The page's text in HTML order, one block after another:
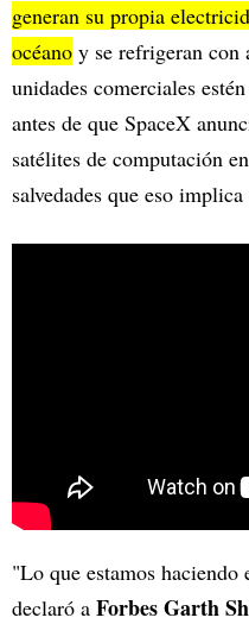
generan su propia
océano y se refrigeran con
unidades comerciales
antes de que SpaceX
satélites de computación
salvedades que eso
"Lo que estamos haciendo
declaró a ForbesGarth